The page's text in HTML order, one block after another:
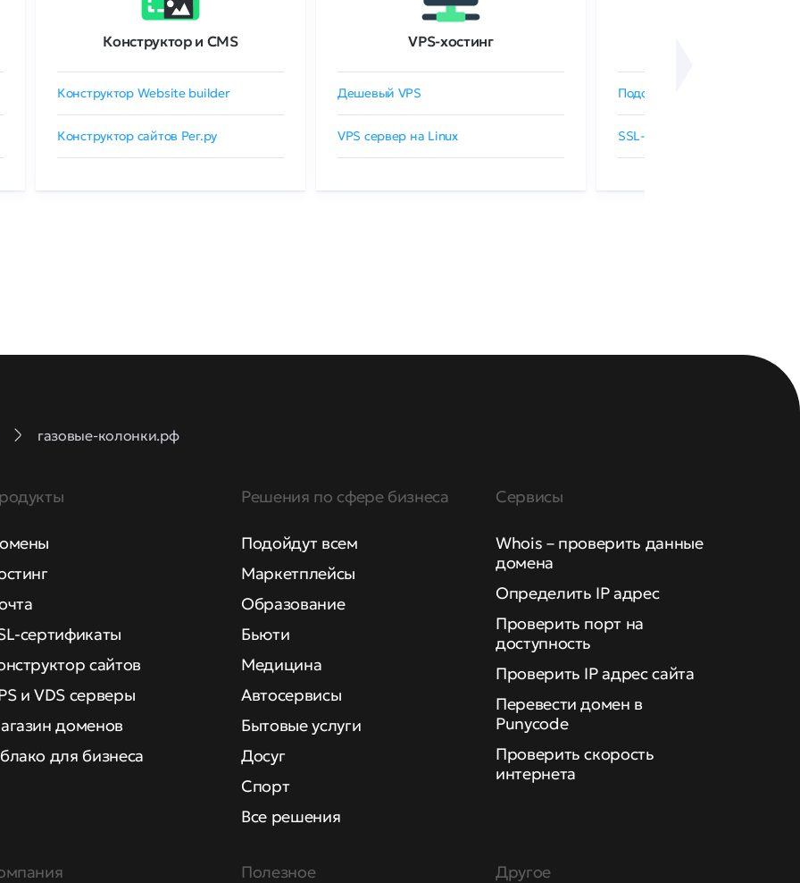
Конструктор и CMS
Конструктор Website builder
Конструктор сайтов Рег.ру
VPS-хостинг
Дешевый VPS
VPS сервер на Linux
Подобрать SSL-сертификат
SSL-сертификаты GlobalSign
газовые-колонки.рф
сертификаты
сайтов
и VDS серверы
доменов
для бизнеса
Решения по сфере бизнеса
Подойдут всем
Маркетплейсы
Образование
Бьюти
Медицина
Автосервисы
Бытовые услуги
Досуг
Спорт
Все решения
Сервисы
Whois – проверить данные
домена
Определить IP адрес
Проверить порт на
доступность
Проверить IP адрес сайта
Перевести домен в
Punycode
Проверить скорость
интернета
Полезное Другое